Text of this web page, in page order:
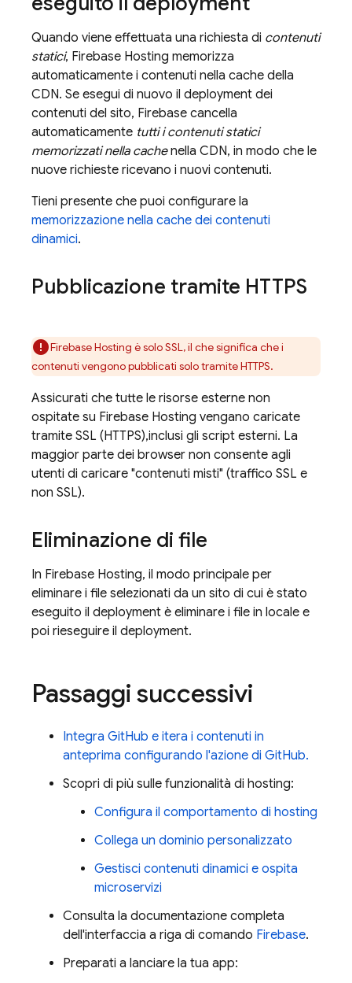
Quando viene effettuata una richiesta di contenuti
statici, Firebase Hosting memorizza
automaticamente i contenuti nella cache della
CDN. Se esegui di nuovo il deployment dei
contenuti del sito, Firebase cancella
automaticamente tutti i contenuti statici
memorizzati nella cachenella CDN, in modo che le
nuove richieste ricevano i nuovi contenuti.
Tieni presente che puoi configurare la
memorizzazione nella cache dei contenuti
dinamici.
Pubblicazione tramite HTTPS
Firebase Hosting è solo SSL, il che significa che i
contenuti vengono pubblicati solo tramite HTTPS.
Assicurati che tutte le risorse esterne non
ospitate su Firebase Hosting vengano caricate
tramite SSL (HTTPS),inclusi gli script esterni. La
maggior parte dei browser non consente agli
utenti di caricare "contenuti misti" (traffico SSL e
non SSL).
Eliminazione di file
In Firebase Hosting, il modo principale per
eliminare i file selezionati da un sito di cui è stato
eseguito il deployment è eliminare i file in locale e
poi rieseguire il deployment.
Passaggi successivi
Integra GitHub e itera i contenuti in
anteprima configurando l'azione di GitHub.
Scopri di più sulle funzionalità di hosting:
Configura il comportamento di hosting
Collega un dominio personalizzato
Gestisci contenuti dinamici e ospita
microservizi
Consulta la documentazione completa
dell'interfaccia a riga di comando Firebase.
Preparati a lanciare la tua app: